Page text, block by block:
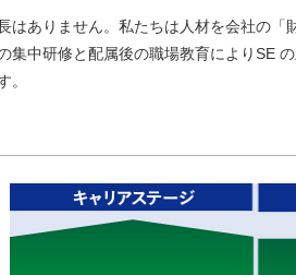
はありません。私たちは人材を会社の
集中研修と配属後の職場教育によりSE
。